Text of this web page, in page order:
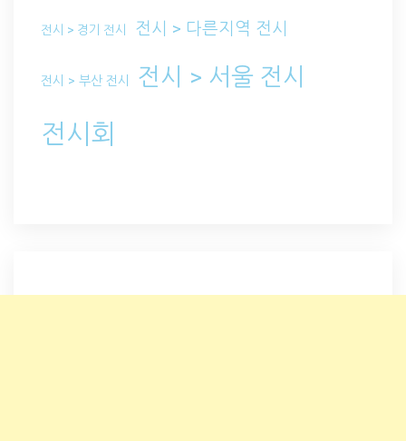
전시 > 경기 전시 전시 > 다른지역 전시
전시 > 부산 전시 전시 > 서울 전시
전시회